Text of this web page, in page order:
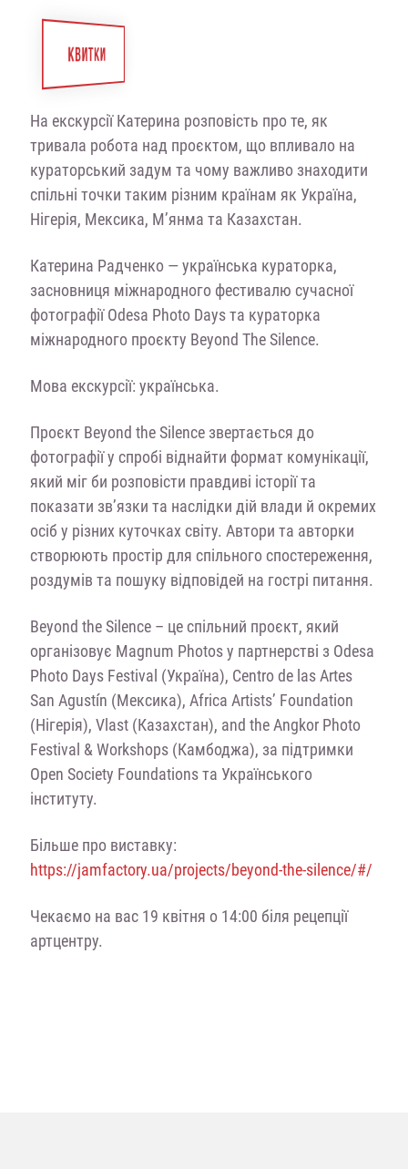
КВИТКИ
На екскурсії Катерина розповість про те, як
тривала робота над проєктом, що впливало на
кураторський задум та чому важливо знаходити
спільні точки таким різним країнам як Україна,
Нігерія, Мексика, М’янма та Казахстан.
Катерина Радченко — українська кураторка,
засновниця міжнародного фестивалю сучасної
фотографії Odesa Photo Days та кураторка
міжнародного проєкту Beyond The Silence.
Мова екскурсії: українська.
Проєкт Beyond the Silence звертається до
фотографії у спробі віднайти формат комунікації,
який міг би розповісти правдиві історії та
показати зв’язки та наслідки дій влади й окремих
осіб у різних куточках світу. Автори та авторки
створюють простір для спільного спостереження,
роздумів та пошуку відповідей на гострі питання.
Beyond the Silence – це спільний проєкт, який
організовує Magnum Photos у партнерстві з Odesa
Photo Days Festival (Україна), Centro de las Artes
San Agustín (Мексика), Africa Artists’ Foundation
(Нігерія), Vlast (Казахстан), and the Angkor Photo
Festival & Workshops (Камбоджа), за підтримки
Open Society Foundations та Українського
інституту.
Більше про виставку:
https://jamfactory.ua/projects/beyond-the-silence/#/
Чекаємо на вас 19 квітня о 14:00 біля рецепції
артцентру.